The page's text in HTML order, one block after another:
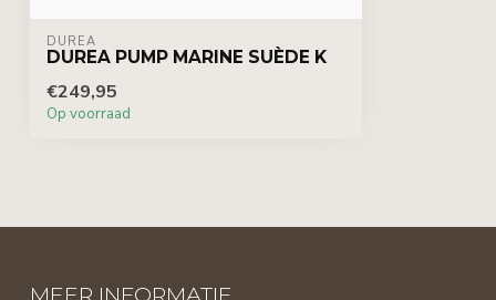
DUREA
DUREA PUMP MARINE SUÈDE K
€249,95
Op voorraad